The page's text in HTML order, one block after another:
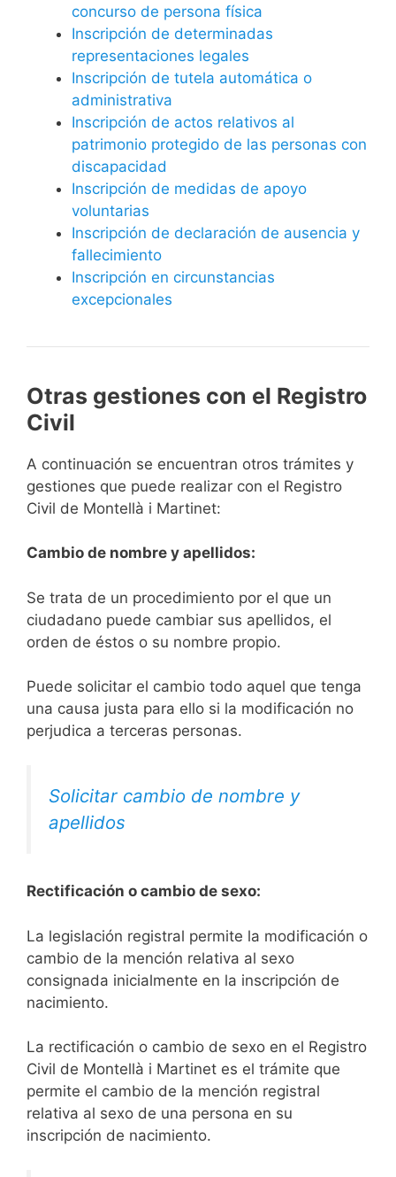
concurso de persona física
Inscripción de determinadas
representaciones legales
Inscripción de tutela automática o
administrativa
Inscripción de actos relativos al
patrimonio protegido de las personas con
discapacidad
Inscripción de medidas de apoyo
voluntarias
Inscripción de declaración de ausencia y
fallecimiento
Inscripción en circunstancias
excepcionales
Otras gestiones con el Registro
Civil
A continuación se encuentran otros trámites y
gestiones que puede realizar con el Registro
Civil de Montellà i Martinet:
Cambio de nombre y apellidos:
Se trata de un procedimiento por el que un
ciudadano puede cambiar sus apellidos, el
orden de éstos o su nombre propio.
Puede solicitar el cambio todo aquel que tenga
una causa justa para ello si la modificación no
perjudica a terceras personas.
Solicitar cambio de nombre y
apellidos
Rectificación o cambio de sexo:
La legislación registral permite la modificación o
cambio de la mención relativa al sexo
consignada inicialmente en la inscripción de
nacimiento.
La rectificación o cambio de sexo en el Registro
Civil de Montellà i Martinet es el trámite que
permite el cambio de la mención registral
relativa al sexo de una persona en su
inscripción de nacimiento.